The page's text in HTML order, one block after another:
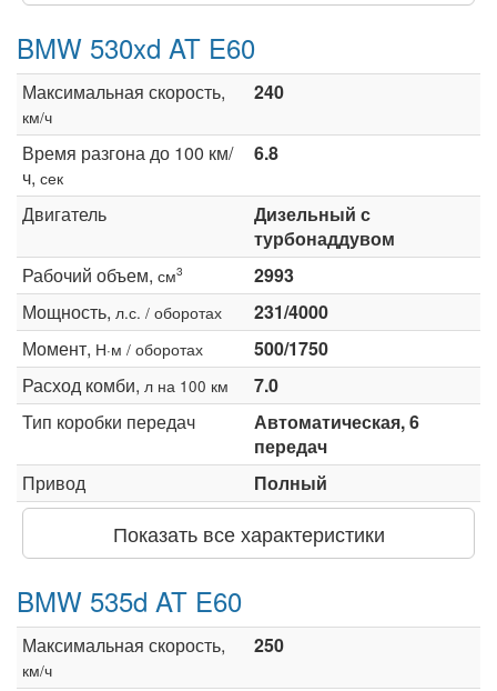
BMW 530xd AT E60
Максимальная скорость,
км/ч
240
Время разгона до 100 км/
ч, сек
6.8
Двигатель
Дизельный с
турбонаддувом
Рабочий объем, см3
2993
Мощность, л.с. / оборотах
231/4000
Момент, Н·м / оборотах
500/1750
Расход комби, л на 100 км
7.0
Тип коробки передач
Автоматическая, 6
передач
Привод
Полный
Показать все характеристики
BMW 535d AT E60
Максимальная скорость,
км/ч
250